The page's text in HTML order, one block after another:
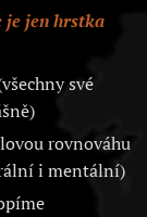
je jen hrstka
své
rovnováhu
i mentální)